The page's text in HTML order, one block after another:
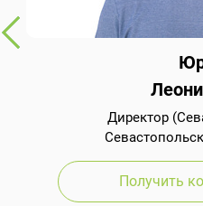
Директор
Получить